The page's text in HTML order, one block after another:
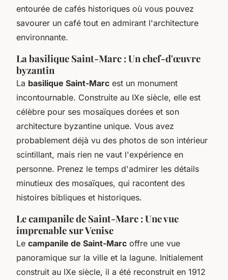
entourée de cafés historiques où vous pouvez
savourer un café tout en admirant l'architecture
environnante.
La basilique Saint-Marc : Un chef-d'œuvre
byzantin
La basilique Saint-Marc est un monument
incontournable. Construite au IXe siècle, elle est
célèbre pour ses mosaïques dorées et son
architecture byzantine unique. Vous avez
probablement déjà vu des photos de son intérieur
scintillant, mais rien ne vaut l'expérience en
personne. Prenez le temps d'admirer les détails
minutieux des mosaïques, qui racontent des
histoires bibliques et historiques.
Le campanile de Saint-Marc : Une vue
imprenable sur Venise
Le campanile de Saint-Marc offre une vue
panoramique sur la ville et la lagune. Initialement
construit au IXe siècle, il a été reconstruit en 1912